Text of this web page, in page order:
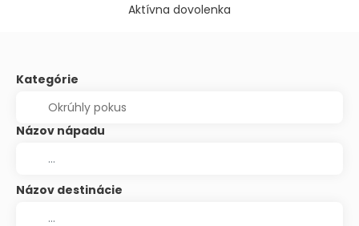
Aktívna dovolenka
Kategórie
Názov nápadu
Názov destinácie